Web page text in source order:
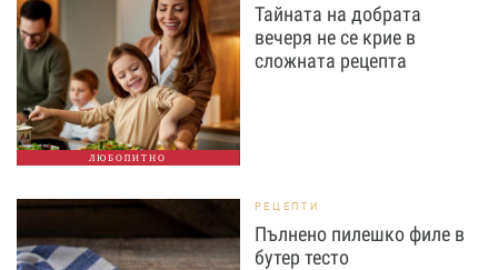
ЛЮБОПИТНО
Тайната на добрата
вечеря не се крие в
сложната рецепта
РЕЦЕПТИ
Пълнено пилешко филе в
бутер тесто